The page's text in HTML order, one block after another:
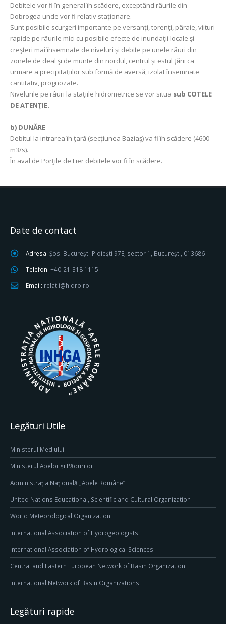
Debitele vor fi în general în scădere, exceptând râurile din
Dobrogea unde vor fi relativ staţionare.
Sunt posibile scurgeri importante pe versanţi, torenţi, pâraie, viituri
rapide pe râurile mici cu posibile efecte de inundaţii locale şi
creşteri mai însemnate de niveluri și debite pe unele râuri din
zonele de deal şi de munte din nordul, centrul și estul ţǎrii ca
urmare a precipitațiilor sub formă de aversă, izolat însemnate
cantitativ, prognozate.
Nivelurile pe râuri la staţiile hidrometrice se vor situa sub COTELE
DE ATENŢIE.
b) DUNĂRE
Debitul la intrarea în ţară (secţiunea Baziaş) va fi în scădere (4600
m3/s).
În aval de Porţile de Fier debitele vor fi în scădere.
Date de contact
Adresa: Șos. București-Ploiești 97E, sector 1, București, 013686
Telefon: +40-21-318 1115
Email: relatii@hidro.ro
Legături Utile
Ministerul Mediului
Ministerul Apelor și Pădurilor
Administrația Națională „Apele Române”
United Nations Educational, Scientific and Cultural Organization
World Meteorological Organization
International Association of Hydrogeologists
International Association of Hydrological Sciences
Central and Eastern European Network of Basin Organization
International Network of Basin Organizations
Legături rapide